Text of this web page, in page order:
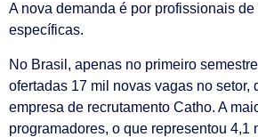
A nova demanda é por profissionais
específicas.
No Brasil, apenas no primeiro
ofertadas 17 mil novas vagas no setor,
empresa de recrutamento Catho. A
programadores, o que representou 4,1